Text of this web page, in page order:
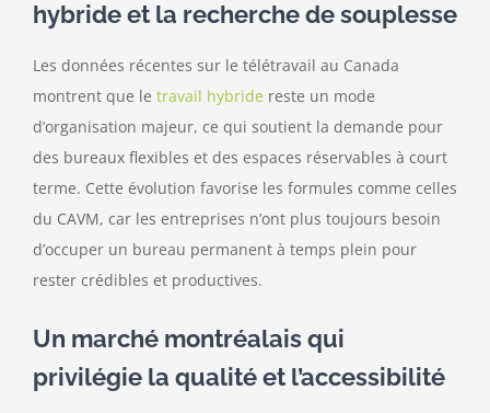
hybride et la recherche de souplesse
Les données récentes sur le télétravail au Canada
montrent que le travail hybride reste un mode
d’organisation majeur, ce qui soutient la demande pour
des bureaux flexibles et des espaces réservables à court
terme. Cette évolution favorise les formules comme celles
du CAVM, car les entreprises n’ont plus toujours besoin
d’occuper un bureau permanent à temps plein pour
rester crédibles et productives.
Un marché montréalais qui
privilégie la qualité et l’accessibilité